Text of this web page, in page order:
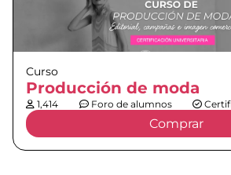
Curso
Producción de moda
1,414 Foro de alumnos
Comprar